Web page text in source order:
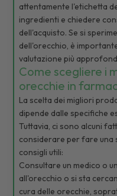
attentamente l'etichetta
ingredienti e chiedere
dell'acquisto. Se si
dell'orecchio, è
valutazione più
Come scegliere i
orecchie in
La scelta dei migliori
dipende dalle specifiche
Tuttavia, ci sono alcuni
considerare per fare una
consigli utili:
Consultare un medico o
all'orecchio o si sta
cura delle orecchie,